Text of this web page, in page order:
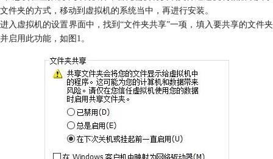
文件夹的方式，移动到虚拟机的系统当中，再进行安装。
进入虚拟机的设置界面中，找到“文件夹共享”一项，填入要共享的文件夹
并启用此功能，如图1。